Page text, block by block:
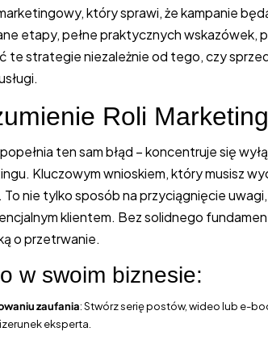
który sprawi, że kampanie
etapy, pełne praktycznych wskazówek,
te strategie niezależnie od tego, czy
Roli
ten sam błąd – koncentruje się
Kluczowym wnioskiem, który musisz
nie tylko sposób na przyciągnięcie
klientem. Bez solidnego
o przetrwanie.
w swoim biznesie:
zaufania: Stwórz serię postów, wideo lub e-
eksperta.